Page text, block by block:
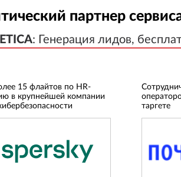
партнер
: Генерация лидов,
: Генерация лидов,
15 флайтов по HR-
в крупнейшей компании
таргете